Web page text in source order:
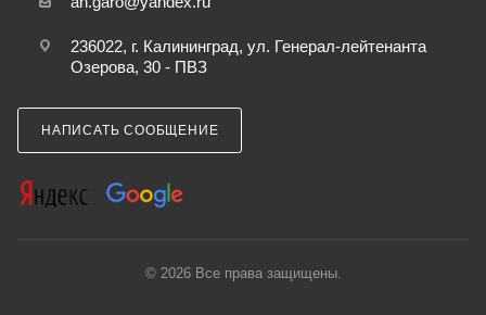
236022, г. Калининград, ул. Генерал-лейтенанта
Озерова, 30 - ПВЗ
НАПИСАТЬ СООБЩЕНИЕ
© 2026 Все права защищены.